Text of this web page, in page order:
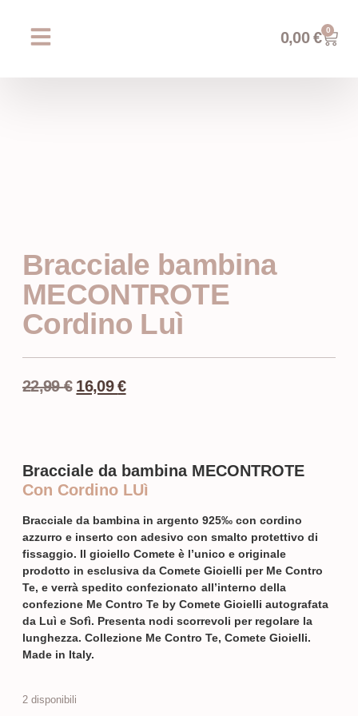
0,00€ 0
Bracciale bambina
MECONTROTE
Cordino Luì
22,99€ 16,09€
Bracciale da bambina MECONTROTE
Con Cordino LUì
Bracciale da bambina in argento 925‰ con cordino
azzurro e inserto con adesivo con smalto protettivo di
fissaggio. Il gioiello Comete è l’unico e originale
prodotto in esclusiva da Comete Gioielli per Me Contro
Te, e verrà spedito confezionato all’interno della
confezione Me Contro Te by Comete Gioielli autografata
da Luì e Sofì. Presenta nodi scorrevoli per regolare la
lunghezza. Collezione Me Contro Te, Comete Gioielli.
Made in Italy.
2 disponibili